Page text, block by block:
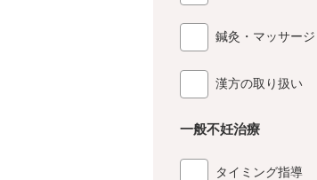
鍼灸・マッサージ
漢方の取り扱い
一般不妊治療
タイミング指導